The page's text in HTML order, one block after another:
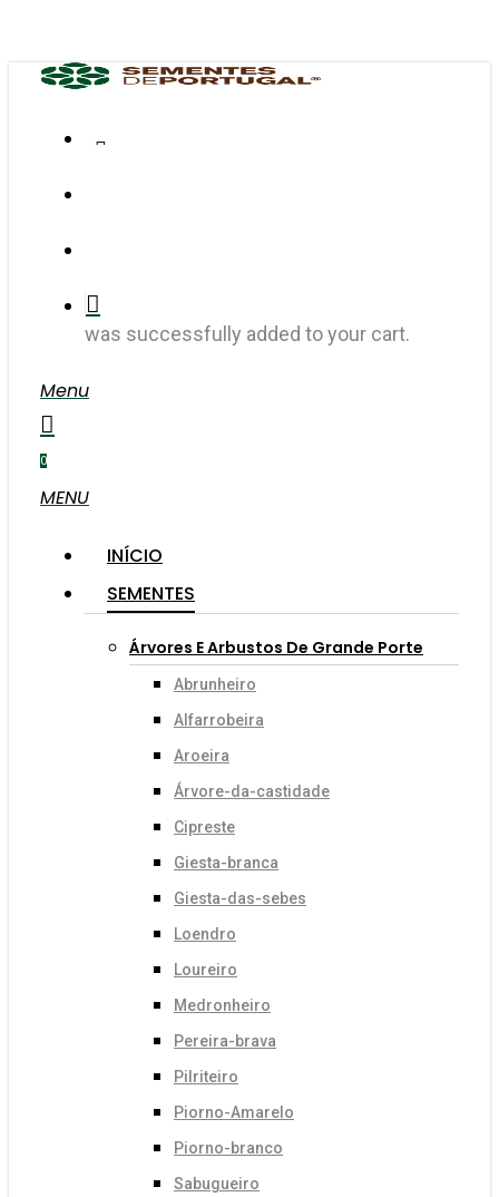
content
was successfully added to your cart.
Menu
search
account
0
MENU
INÍCIO
SEMENTES
Árvores E Arbustos De Grande Porte
Abrunheiro
Alfarrobeira
Aroeira
Árvore-da-castidade
Cipreste
Giesta-branca
Giesta-das-sebes
Loendro
Loureiro
Medronheiro
Pereira-brava
Pilriteiro
Piorno-Amarelo
Piorno-branco
Sabugueiro